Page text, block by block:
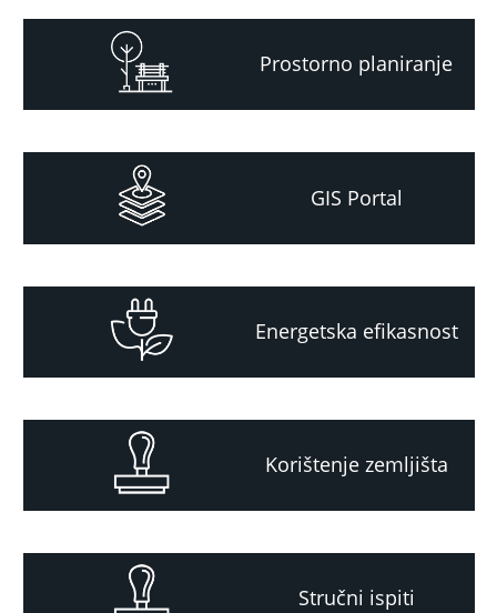
Prostorno planiranje
GIS Portal
Energetska efikasnost
Korištenje zemljišta
Stručni ispiti